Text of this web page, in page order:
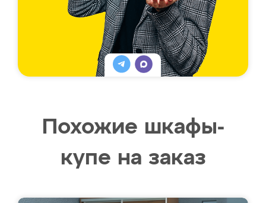
Похожие шкафы-
купе на заказ